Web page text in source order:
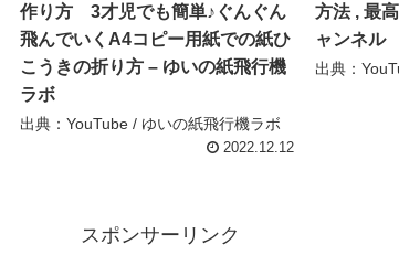
作り方 3才児でも簡単♪ぐんぐん
飛んでいくA4コピー用紙での紙ひ
こうきの折り方 – ゆいの紙飛行機
ラボ
出典：YouTube / ゆいの紙飛行機ラボ
2022.12.12
方法 , 最
ャンネル
出典：
スポンサーリンク